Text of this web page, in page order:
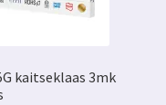
kaitseklaas 3mk